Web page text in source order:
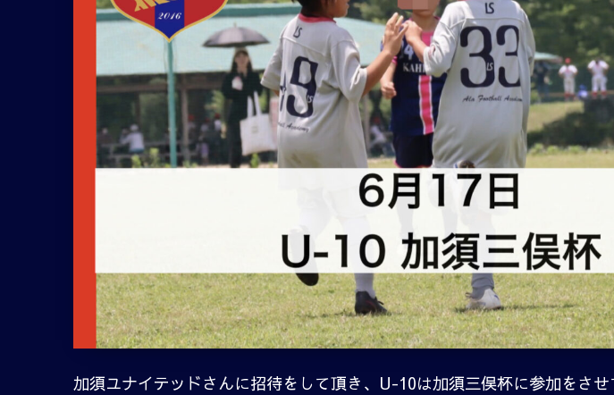
加須ユナイテッドさんに招待をして頂き、U-10は加須三俣杯に参加をさせ